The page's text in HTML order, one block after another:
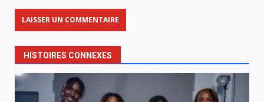
HISTOIRES CONNEXES